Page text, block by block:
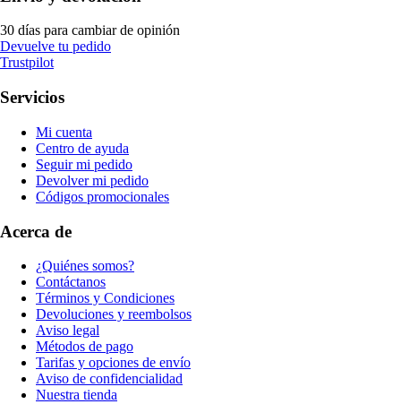
30 días para cambiar de opinión
Devuelve tu pedido
Trustpilot
Servicios
Mi cuenta
Centro de ayuda
Seguir mi pedido
Devolver mi pedido
Códigos promocionales
Acerca de
¿Quiénes somos?
Contáctanos
Términos y Condiciones
Devoluciones y reembolsos
Aviso legal
Métodos de pago
Tarifas y opciones de envío
Aviso de confidencialidad
Nuestra tienda